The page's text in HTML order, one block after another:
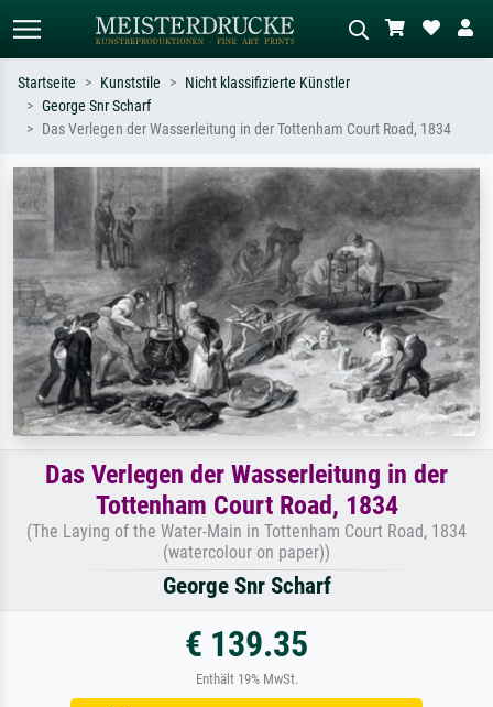
Standardsuche KI-Bildersuche
oder Stilen – z.B. Monet,
Sternennacht, Impressionismus, Welle
Hokusai, Akt.
Wiese, Abstrakt mit viel Rot, Dunkles
Ölgemälde, Stehender Akt neben einem
Baum.
Startseite Kunststile
Nicht klassifizierte Künstler
George Snr Scharf
Das Verlegen der Wasserleitung in der Tottenham Court Road, 1834
Das Verlegen der Wasserleitung in der
Tottenham Court Road, 1834
(The Laying of the Water-Main in Tottenham Court Road, 1834
(watercolour on paper))
George Snr Scharf
€ 139.35
Enthält 19% MwSt.